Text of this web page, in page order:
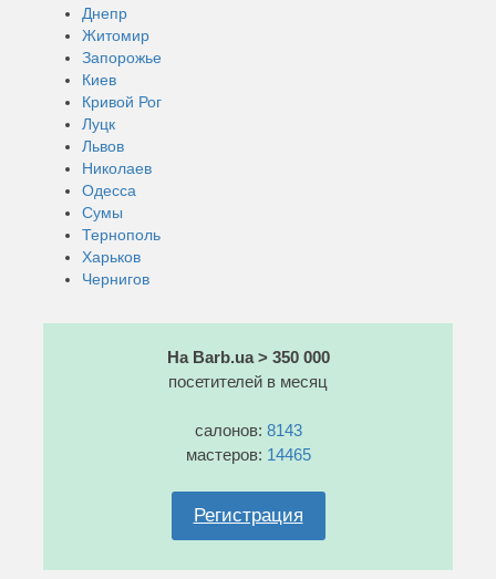
Днепр
Житомир
Запорожье
Киев
Кривой Рог
Луцк
Львов
Николаев
Одесса
Сумы
Тернополь
Харьков
Чернигов
На Barb.ua > 350 000
посетителей в месяц
салонов: 8143
мастеров: 14465
Регистрация